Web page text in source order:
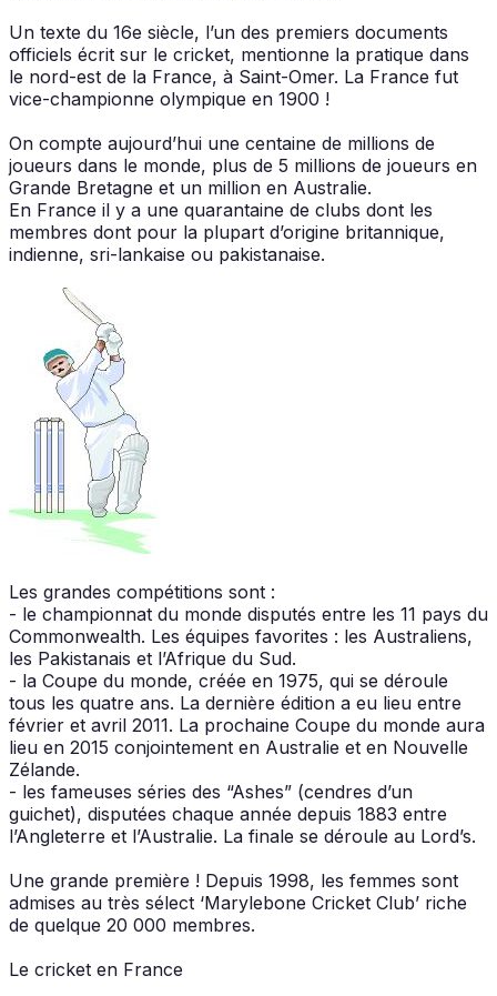
Un texte du 16e siècle, l’un des premiers documents
officiels écrit sur le cricket, mentionne la pratique dans
le nord-est de la France, à Saint-Omer. La France fut
vice-championne olympique en 1900 !
On compte aujourd’hui une centaine de millions de
joueurs dans le monde, plus de 5 millions de joueurs en
Grande Bretagne et un million en Australie.
En France il y a une quarantaine de clubs dont les
membres dont pour la plupart d’origine britannique,
indienne, sri-lankaise ou pakistanaise.
Les grandes compétitions sont :
- le championnat du monde disputés entre les 11 pays du
Commonwealth. Les équipes favorites : les Australiens,
les Pakistanais et l’Afrique du Sud.
- la Coupe du monde, créée en 1975, qui se déroule
tous les quatre ans. La dernière édition a eu lieu entre
février et avril 2011. La prochaine Coupe du monde aura
lieu en 2015 conjointement en Australie et en Nouvelle
Zélande.
- les fameuses séries des “Ashes” (cendres d’un
guichet), disputées chaque année depuis 1883 entre
l’Angleterre et l’Australie. La finale se déroule au Lord’s.
Une grande première ! Depuis 1998, les femmes sont
admises au très sélect ‘Marylebone Cricket Club’ riche
de quelque 20 000 membres.
Le cricket en France